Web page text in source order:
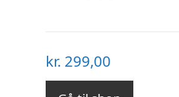
kr. 299,00